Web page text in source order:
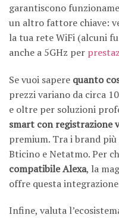
garantiscono
un altro fattore chiave:
la tua rete WiFi (alcuni
anche a 5GHz per
Se vuoi sapere quanto
prezzi variano da circa
e oltre per soluzioni
smart con registrazione
premium. Tra i brand
Bticino e Netatmo. Per
compatibile Alexa, la
offre questa
Infine, valuta